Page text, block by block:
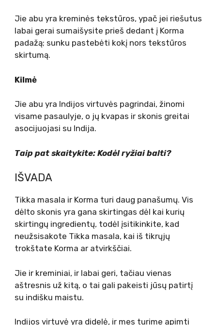
Jie abu yra kreminės tekstūros, ypač jei riešutus
labai gerai sumaišysite prieš dedant į Korma
padažą; sunku pastebėti kokį nors tekstūros
skirtumą.
Kilmė
Jie abu yra Indijos virtuvės pagrindai, žinomi
visame pasaulyje, o jų kvapas ir skonis greitai
asocijuojasi su Indija.
Taip pat skaitykite: Kodėl ryžiai balti?
IŠVADA
Tikka masala ir Korma turi daug panašumų. Vis
dėlto skonis yra gana skirtingas dėl kai kurių
skirtingų ingredientų, todėl įsitikinkite, kad
neužsisakote Tikka masala, kai iš tikrųjų
trokštate Korma ar atvirkščiai.
Jie ir kreminiai, ir labai geri, tačiau vienas
aštresnis už kitą, o tai gali pakeisti jūsų patirtį
su indišku maistu.
Indijos virtuvė yra didelė, ir mes turime apimti